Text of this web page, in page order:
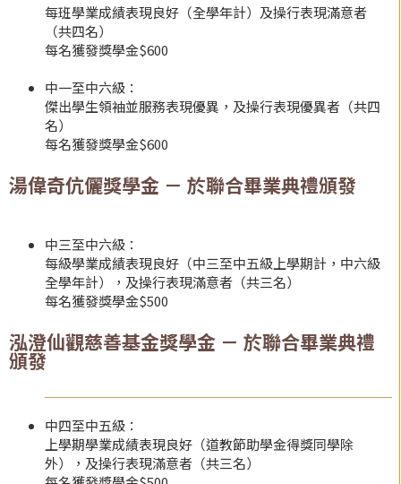
每班學業成績表現良好（全學年計）及操行表現滿意者
（共四名）
每名獲發獎學金$600
中一至中六級：
傑出學生領袖並服務表現優異，及操行表現優異者（共四
名）
每名獲發獎學金$600
湯偉奇伉儷獎學金 － 於聯合畢業典禮頒發
中三至中六級：
每級學業成績表現良好（中三至中五級上學期計，中六級
全學年計），及操行表現滿意者（共三名）
每名獲發獎學金$500
泓澄仙觀慈善基金獎學金 － 於聯合畢業典禮
頒發
中四至中五級：
上學期學業成績表現良好（道教節助學金得獎同學除
外），及操行表現滿意者（共三名）